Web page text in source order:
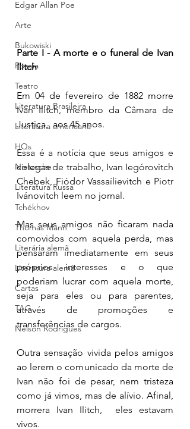
Edgar Allan Poe
Arte
Bukowiski
Poesia
Teatro
Literatura Brasileira
Literatura americana
HQs
Nietzsche
Literatura Russa
Tchékhov
Thomas Mann
Literária alemã
Literatura alemã
Cartas
TAG
Nelson Rodrigues
Parte I - A morte e o funeral de Ivan
Ilitch
Em 04 de fevereiro de 1882 morre
Ivan Ilitch, membro da Câmara de
Justiça,  aos 45 anos.
Essa é a notícia que seus amigos e
colegas de trabalho, Ivan Iegórovitch
Chebek, Fiódor Vassaílievitch e Piotr
Ivánovitch leem no jornal.
Mas seus amigos não ficaram nada
comovidos com aquela perda, mas
pensaram imediatamente em seus
próprios interesses e o que
poderiam lucrar com aquela morte,
seja para eles ou para parentes,
através de promoções e
transferências de cargos.
Outra sensação vivida pelos amigos
ao lerem o comunicado da morte de
Ivan não foi de pesar, nem tristeza
como já vimos, mas de alívio. Afinal,
morrera Ivan Ilitch,  eles estavam
vivos.